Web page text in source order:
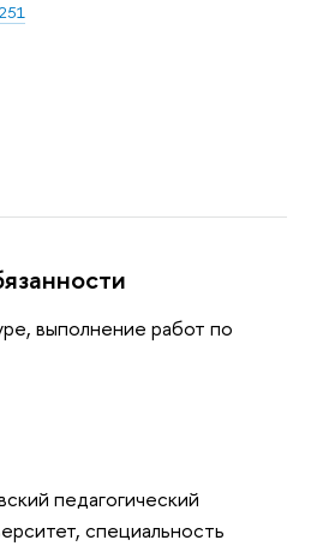
выполнение работ по
педагогический
специальность